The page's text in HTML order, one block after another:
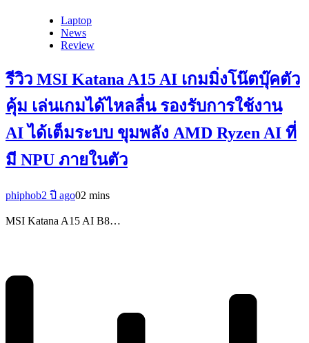
Laptop
News
Review
รีวิว MSI Katana A15 AI เกมมิ่งโน๊ตบุ๊คตัว
คุ้ม เล่นเกมได้ไหลลื่น รองรับการใช้งาน
AI ได้เต็มระบบ ขุมพลัง AMD Ryzen AI ที่
มี NPU ภายในตัว
phiphob2 ปี ago02 mins
MSI Katana A15 AI B8…